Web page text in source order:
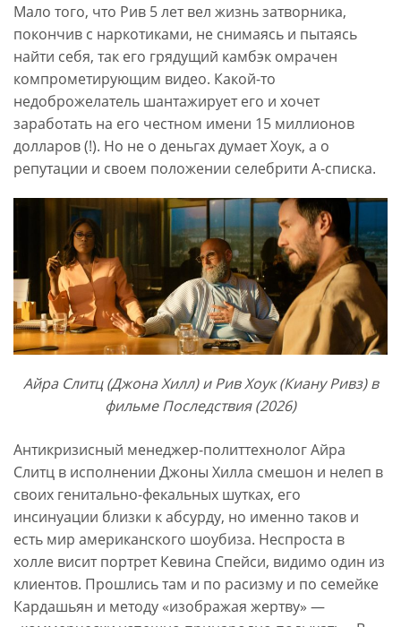
Мало того, что Рив 5 лет вел жизнь затворника,
покончив с наркотиками, не снимаясь и пытаясь
найти себя, так его грядущий камбэк омрачен
компрометирующим видео. Какой-то
недоброжелатель шантажирует его и хочет
заработать на его честном имени 15 миллионов
долларов (!). Но не о деньгах думает Хоук, а о
репутации и своем положении селебрити А-списка.
Айра Слитц (Джона Хилл) и Рив Хоук (Киану Ривз) в
фильме Последствия (2026)
Антикризисный менеджер-политтехнолог Айра
Слитц в исполнении Джоны Хилла смешон и нелеп в
своих генитально-фекальных шутках, его
инсинуации близки к абсурду, но именно таков и
есть мир американского шоубиза. Неспроста в
холле висит портрет Кевина Спейси, видимо один из
клиентов. Прошлись там и по расизму и по семейке
Кардашьян и методу «изображая жертву» —